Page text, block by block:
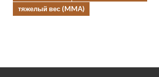
тяжелый вес (MMA)